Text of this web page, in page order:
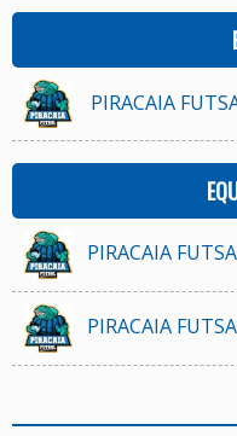
PIRACAIA
PIRACAIA
PIRACAIA